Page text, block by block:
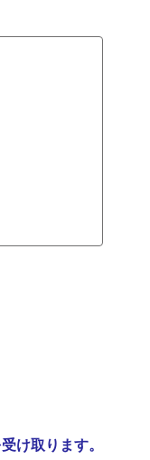
け取ります。